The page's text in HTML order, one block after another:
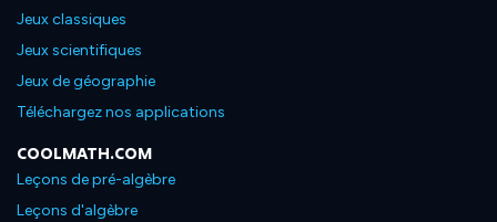
Jeux classiques
Jeux scientifiques
Jeux de géographie
Téléchargez nos applications
COOLMATH.COM
Leçons de pré-algèbre
Leçons d'algèbre